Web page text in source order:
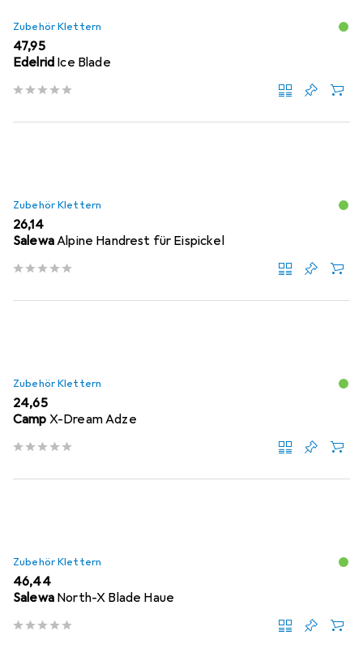
Zubehör Klettern
EUR
47,95
Edelrid Ice Blade
Zubehör Klettern
EUR
26,14
SalewaAlpine Handrest für Eispickel
Zubehör Klettern
EUR
24,65
Camp X-Dream Adze
Zubehör Klettern
EUR
46,44
Salewa North-X Blade Haue